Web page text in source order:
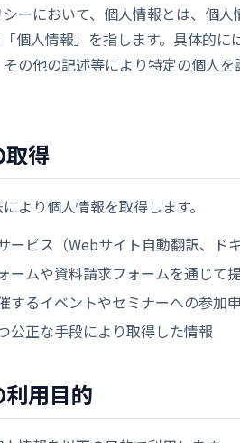
ーにおいて、個人情報とは、個
個人情報」を指します。具体的
の他の記述等により特定の個人
得
より個人情報を取得します。
ービス（Webサイト自動翻訳、ド
ームや資料請求フォームを通じて
するイベントやセミナーへの参加
公正な手段により取得した情報
用目的